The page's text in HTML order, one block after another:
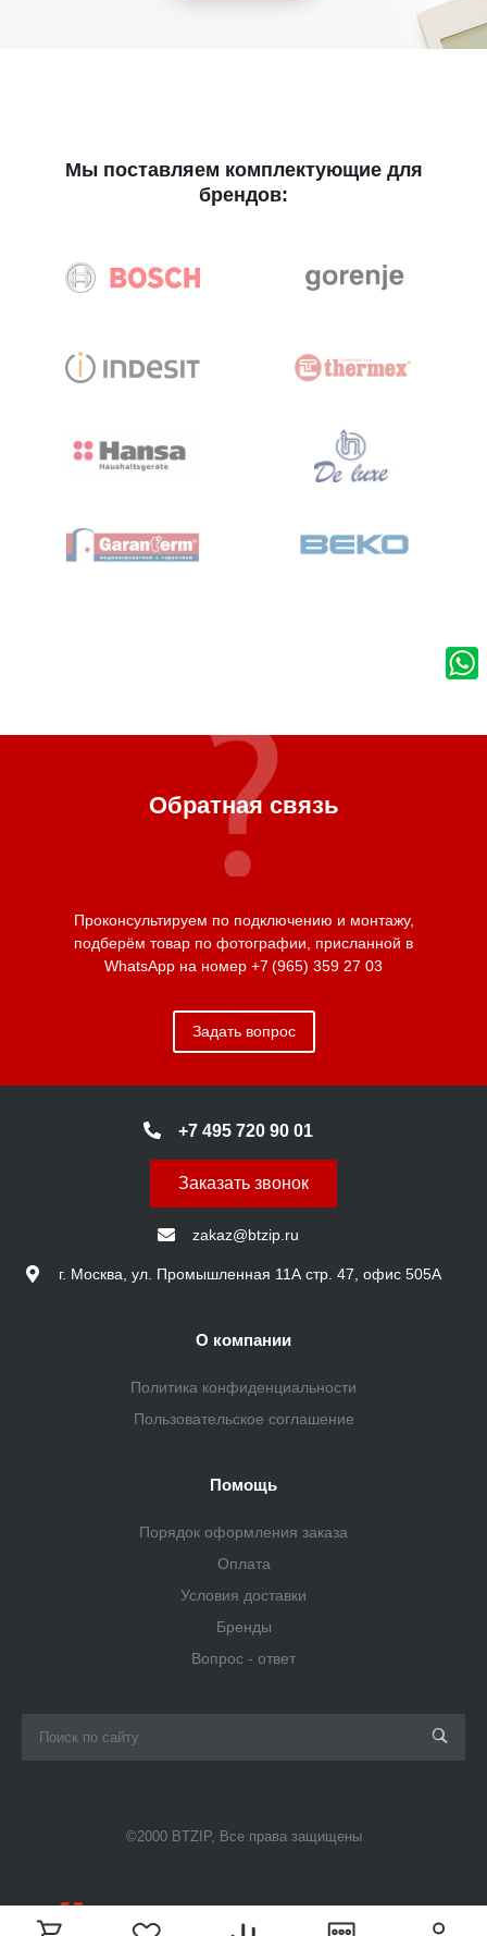
Мы поставляем комплектующие для
брендов:
Обратная связь
Проконсультируем по подключению и монтажу,
подберём товар по фотографии, присланной в
WhatsApp на номер +7 (965) 359 27 03
Задать вопрос
+7 495 720 90 01
Заказать звонок
zakaz@btzip.ru
г. Москва, ул. Промышленная 11А стр. 47, офис 505А
О компании
Политика конфиденциальности
Пользовательское соглашение
Помощь
Порядок оформления заказа
Оплата
Условия доставки
Бренды
Вопрос - ответ
©2000 BTZIP, Все права защищены